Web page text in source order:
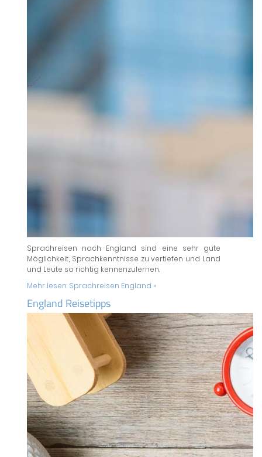
Sprachreisen nach England sind eine sehr gute
Möglichkeit, Sprachkenntnisse zu vertiefen und Land
und Leute so richtig kennenzulernen.
Mehr lesen: Sprachreisen England »
England Reisetipps